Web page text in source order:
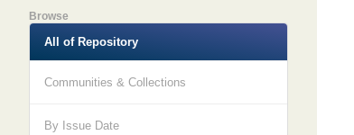
Browse
All of Repository
Communities & Collections
By Issue Date